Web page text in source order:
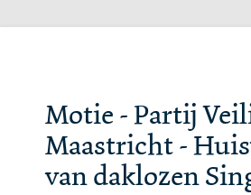
Motie - Partij
Maastricht -
van daklozen